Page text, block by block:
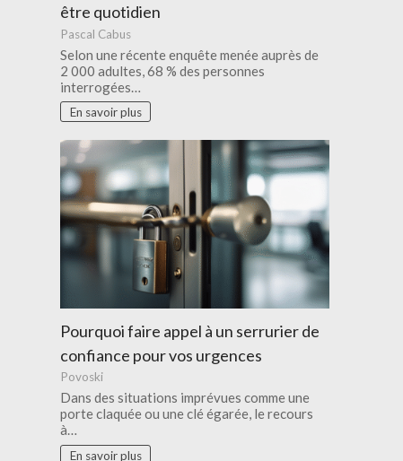
être quotidien
Pascal Cabus
Selon une récente enquête menée auprès de
2 000 adultes, 68 % des personnes
interrogées…
En savoir plus
Pourquoi faire appel à un serrurier de
confiance pour vos urgences
Povoski
Dans des situations imprévues comme une
porte claquée ou une clé égarée, le recours
à…
En savoir plus